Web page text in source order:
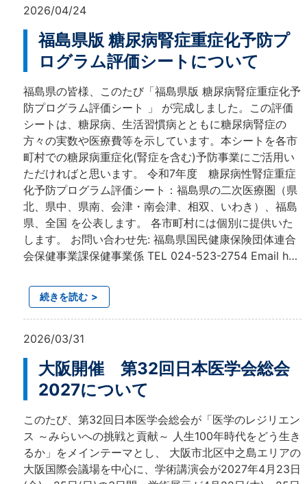
2026/04/24
福島県版 糖尿病腎症重症化予防プ
ログラム評価シートについて
福島県の皆様、このたび「福島県版 糖尿病腎症重症化予
防プログラム評価シート 」 が完成しました。この評価
シートは、糖尿病、生活習慣病とともに糖尿病腎症の
方々の実数や医療費等を示しています。本シートを各市
町村での糖尿病重症化(腎症を含む)予防事業にご活用い
ただければと思います。 令和7年度 糖尿病性腎症重症
化予防プログラム評価シート：福島県の二次医療圏（県
北、県中、県南、会津・南会津、相双、いわき）、福島
県、全国 を公表します。 各市町村には個別に提供いた
します。 お問い合わせ先: 福島県国民健康保険団体連合
会保健事業課保健事業係 TEL 024-523-2754 Email h…
続きを読む
2026/03/31
大阪開催 第32回日本医学会総会
2027について
このたび、第32回日本医学会総会が「医学のレジリエン
ス ～みらいへの挑戦と貢献～ 人生100年時代をどう生き
るか」をメインテーマとし、 大阪市北区中之島エリアの
大阪国際会議場を中心に、学術講演会が2027年4月23日